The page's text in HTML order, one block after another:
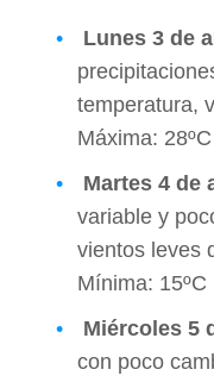
Lunes 3 de
temperatura,
Máxima:
Martes 4 de
variable y
vientos leves
Mínima: 15ºC
Miércoles 5
con poco